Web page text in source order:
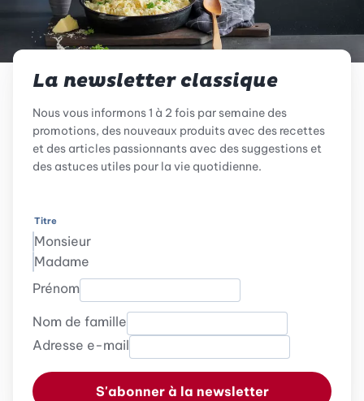
La newsletter classique
Nous vous informons 1 à 2 fois par semaine des
promotions, des nouveaux produits avec des recettes
et des articles passionnants avec des suggestions et
des astuces utiles pour la vie quotidienne.
Titre
Monsieur
Madame
Prénom
Nom de famille
Adresse e-mail
S'abonner à la newsletter